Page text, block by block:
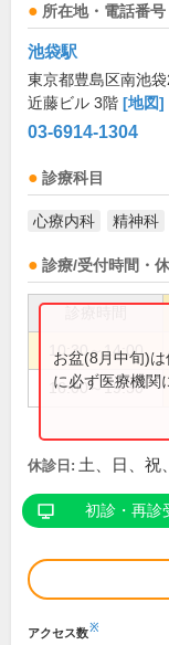
所在地・電話番号
池袋駅
東京都豊島区南池
近藤ビル 3階 [地図]
03-6914-1304
診療科目
心療内科 精神科
診療/受付時間・
10:30～14:00
16:00～19:30
お盆(8月中旬)
に必ず医療機関
休診日: 土、日、祝
初診・再診
アクセス数※